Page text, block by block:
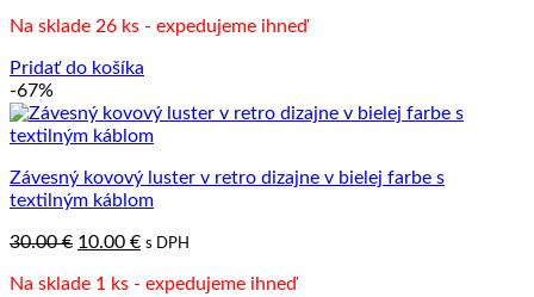
bola:
je:
Na sklade 26 ks - expedujeme ihneď
Pridať do košíka
-67%
Závesný kovový luster v retro dizajne v bielej farbe s
textilným káblom
30.00€ Pôvodná
bola:
10.00 €Aktuálna
je:
s DPH
Na sklade 1 ks - expedujeme ihneď